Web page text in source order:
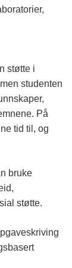
støtte i
studenten
På
tid til, og
bruke
støtte.